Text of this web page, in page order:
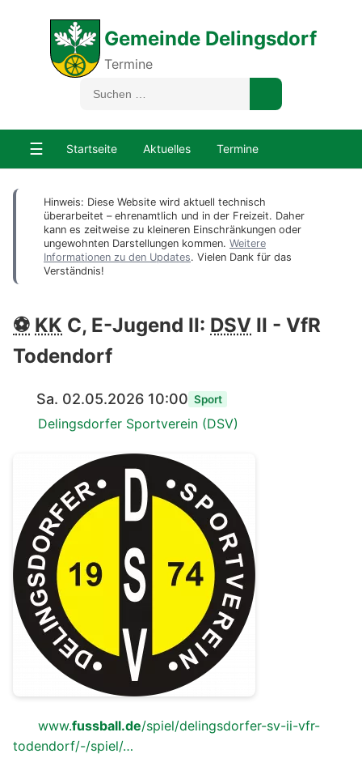
Gemeinde Delingsdorf
Termine
☰ Startseite Aktuelles Termine
Hinweis: Diese Website wird aktuell technisch
überarbeitet – ehrenamtlich und in der Freizeit. Daher
kann es zeitweise zu kleineren Einschränkungen oder
ungewohnten Darstellungen kommen. Weitere
Informationen zu den Updates. Vielen Dank für das
Verständnis!
⚽ KK C, E-Jugend II: DSV II - VfR
Todendorf
Sa. 02.05.2026 10:00 Sport
Delingsdorfer Sportverein (DSV)
www.fussball.de/spiel/delingsdorfer-sv-ii-vfr-
todendorf/-/spiel/…